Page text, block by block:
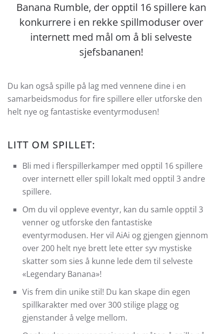
Banana Rumble, der opptil 16 spillere kan
konkurrere i en rekke spillmoduser over
internett med mål om å bli selveste
sjefsbananen!
Du kan også spille på lag med vennene dine i en
samarbeidsmodus for fire spillere eller utforske den
helt nye og fantastiske eventyrmodusen!
LITT OM SPILLET:
Bli med i flerspillerkamper med opptil 16 spillere
over internett eller spill lokalt med opptil 3 andre
spillere.
Om du vil oppleve eventyr, kan du samle opptil 3
venner og utforske den fantastiske
eventyrmodusen. Her vil AiAi og gjengen gjennom
over 200 helt nye brett lete etter syv mystiske
skatter som sies å kunne lede dem til selveste
«Legendary Banana»!
Vis frem din unike stil! Du kan skape din egen
spillkarakter med over 300 stilige plagg og
gjenstander å velge mellom.